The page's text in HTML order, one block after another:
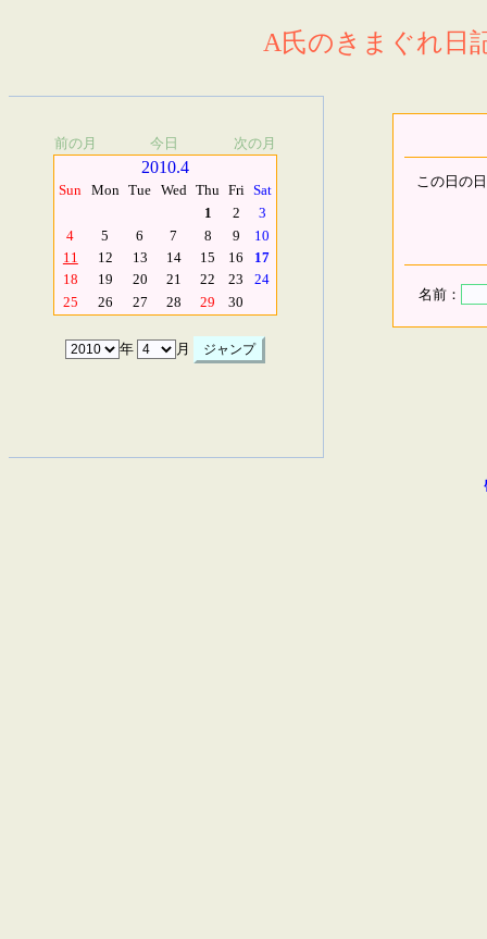
A氏のきまぐれ日
前の月 今日 次の月
2010.4
Sun Mon Tue Wed Thu Fri Sat
1
2
3
4
5 6 7 8 9
10
11
12 13 14 15 16
17
18
19 20 21 22 23
24
25
26 27 28 29 30
年 月
この日の
名前：